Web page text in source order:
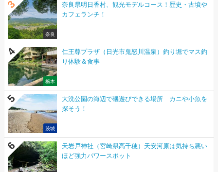
奈良
奈良県明日香村、観光モデルコース！歴史・古墳や
カフェランチ！
栃木
仁王尊プラザ（日光市鬼怒川温泉）釣り堀でマス釣
り体験＆食事
茨城
大洗公園の海辺で磯遊びできる場所 カニや小魚を
探そう！
天岩戸神社（宮崎県高千穂）天安河原は気持ち悪い
ほど強力パワースポット